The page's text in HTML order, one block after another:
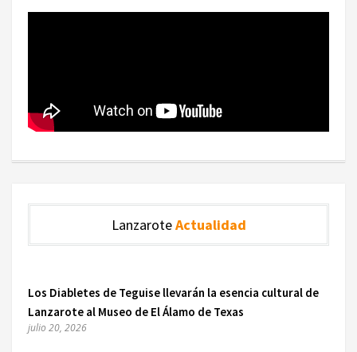
LanzaroteActualidad
Los Diabletes de Teguise llevarán la esencia cultural de
Lanzarote al Museo de El Álamo de Texas
julio 20, 2026